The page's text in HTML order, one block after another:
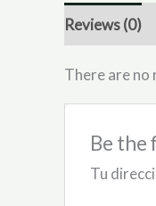
Reviews (0)
There are no
Be the
Tu